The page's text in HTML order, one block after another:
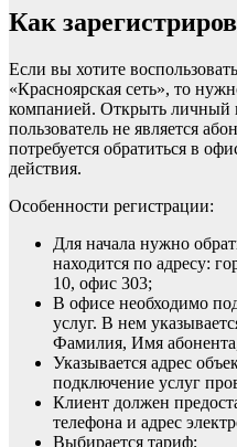
Как
Если вы хотите
«Красноярская сеть», то
компанией. Открыть личный
пользователь не является
потребуется обратиться в
действия.
Особенности регистрации:
Для начала нужно
находится по адресу:
10, офис 303;
В офисе необходимо
услуг. В нем
Фамилия, Имя
Указывается адрес
подключение услуг
Клиент должен
телефона и адрес
Выбирается тариф;